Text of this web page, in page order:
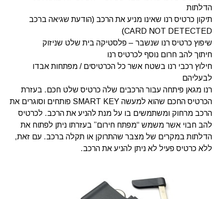
הדלתות
תיקון כרטיס רנו שאינו מניע את הרכב(הודעת שגיאה ברכב
CARD NOT DETECTED)
שיפוץ כרטיס רנו שנשבר –פלסטיקה בית שלט שניזוק
חיתוך להב חרום נוסף לכרטיס רנו
חילוץ רכבי רנו בשטח אשר כל הכרטיסים / מפתחות אבדו
לבעליהם
רנו מגאן פיתחה עבור הרכבים שלה כרטיס שלט חכם. בעזרת
הכרטיס החכם שהוא למעשה SMART KEY פותחים וסוגרים את
הרכב מרחוק ומשתמשים בו על מנת להניע את הרכב. לכרטיס
להב חבוי אשר משמש “מפתח חירום” בעזרתו ניתן לפתוח את
הדלתות במקרים של מצבר שהתרוקן או תקלה ברכב. עם זאת,
ללא כרטיס פעיל לא ניתן להניע את הרכב.